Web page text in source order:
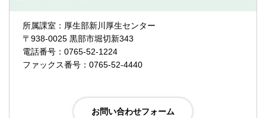
所属課室：厚生部新川厚生センター
〒938-0025 黒部市堀切新343
電話番号：0765-52-1224
ファックス番号：0765-52-4440